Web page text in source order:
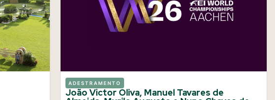
ADESTRAMENTO
João Victor Oliva, Manuel Tavares de